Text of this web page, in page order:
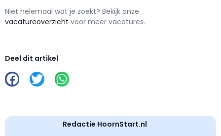
Niet helemaal wat je zoekt? Bekijk onze
vacatureoverzicht voor meer vacatures.
Deel dit artikel
Redactie HoornStart.nl